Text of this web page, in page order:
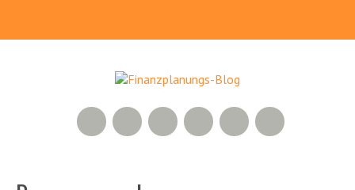
Facebook
500px
LinkedIn
Xing
RSS Feed